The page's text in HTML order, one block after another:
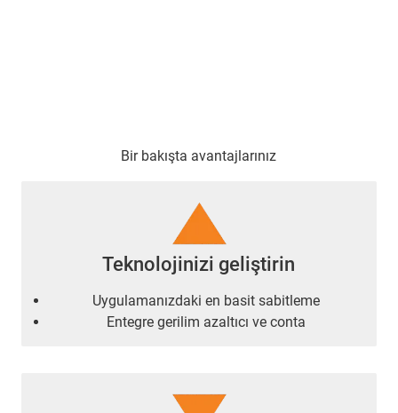
Bir bakışta avantajlarınız
Teknolojinizi geliştirin
Uygulamanızdaki en basit sabitleme
Entegre gerilim azaltıcı ve conta